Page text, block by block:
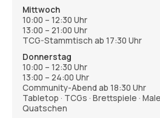
Mittwoch
10:00 – 12:30 Uhr
13:00 – 21:00 Uhr
TCG-Stammtisch ab 17:30 Uhr
Donnerstag
10:00 – 12:30 Uhr
13:00 – 24:00 Uhr
Community-Abend ab 18:30 Uhr
Tabletop · TCGs · Brettspiele ·
Quatschen